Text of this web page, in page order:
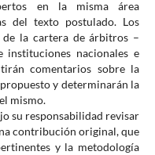
en la misma área
del texto postulado. Los
de la cartera de árbitros –
instituciones nacionales e
comentarios sobre la
y determinarán la
mismo.
su responsabilidad revisar
contribución original, que
y la metodología